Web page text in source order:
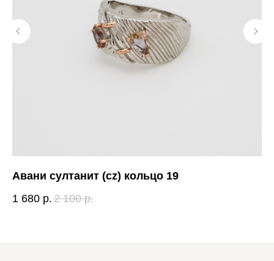
Авани султанит (cz) кольцо 19
1 680 р. 2 100 р.